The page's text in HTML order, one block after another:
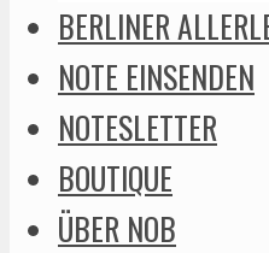
BERLINER
NOTE EINSENDEN
NOTESLETTER
BOUTIQUE
ÜBER NOB